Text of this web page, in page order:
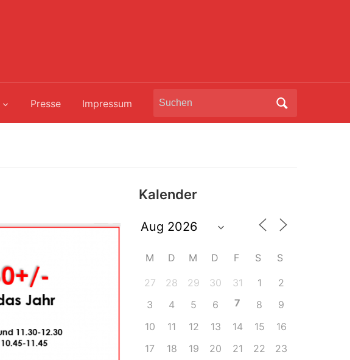
Presse Impressum
Search
Kalender
M D M D F S S
27 28 29 30 31 1
2
3
4 5 6 7 8
9
10
11 12 13 14 15
16
17
18 19 20 21 22
23